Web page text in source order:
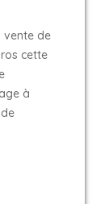
vente de
cette
à